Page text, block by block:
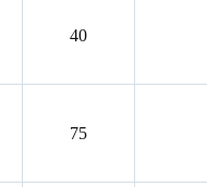
40
75